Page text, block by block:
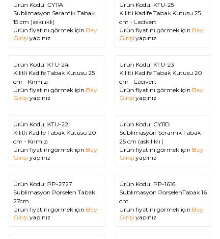
Ürün Kodu: CY11A
Sublimasyon Seramik Tabak
15 cm (askılıklı)
Ürün fiyatını görmek için Bayi
Girişi yapınız
Ürün Kodu: KTU-25
Kilitli Kadife Tabak Kutusu 25
cm - Lacivert
Ürün fiyatını görmek için Bayi
Girişi yapınız
Ürün Kodu: KTU-24
Kilitli Kadife Tabak Kutusu 25
cm - Kırmızı
Ürün fiyatını görmek için Bayi
Girişi yapınız
Ürün Kodu: KTU-23
Kilitli Kadife Tabak Kutusu 20
cm - Lacivert
Ürün fiyatını görmek için Bayi
Girişi yapınız
Ürün Kodu: KTU-22
Kilitli Kadife Tabak Kutusu 20
cm - Kırmızı
Ürün fiyatını görmek için Bayi
Girişi yapınız
Ürün Kodu: CY11D
Sublimasyon Seramik Tabak
25 cm (askılıklı )
Ürün fiyatını görmek için Bayi
Girişi yapınız
Ürün Kodu: PP-2727
Sublimasyon Porselen Tabak
27cm
Ürün fiyatını görmek için Bayi
Girişi yapınız
Ürün Kodu: PP-1616
Sublimasyon PorselenTabak 16
cm
Ürün fiyatını görmek için Bayi
Girişi yapınız